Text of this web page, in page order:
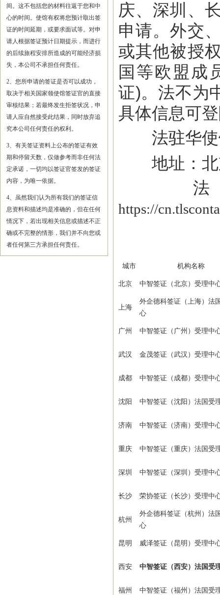
间。这不包括您的材料往返于您和中
心的时间。使馆有权将您预计取出签
证的时间延期，或要求面试等。对申
请人根据签证预计日期提示，而进行
的后续旅程安排所造成的可能经济损
失，本公司不承担任何责任。
2、您所申请的签证是否可以成功，
取决于相关国家领使馆签证官的直接
审核结果；若最终发生拒签状况，申
请人应自然接受此结果，同时放弃追
究本公司任何责任的权利。
3、有关签证资料上公布的签证有效
期和停留天数，仅做参考而非任何法
定承诺，一切均以签证官签发的签证
内容，为唯一依据。
4、虽然我们认为所有我们的签证信
息资料和描述均是准确的，但在任何
情况下，若出现相关信息或描述不正
确或不完整的情形，我们并不向您或
者任何第三方承担任何责任。
庆、深圳、
申请。外交
或其他被授
国等欧盟成
证)。法不为
具体信息可
法驻华使
地址：北
法
https://
城市 机构名称
北京 中智签证（北京）受理中
上海
外企德科签证（上海）法
心
广州 中智签证（广州）受理中
武汉 金茂签证（武汉）受理中
成都 中智签证（成都）受理中
沈阳 中智签证（沈阳）法国受
济南 中智签证（济南）受理中
重庆 中智签证（重庆）法国受
深圳 中智签证（深圳）受理中
长沙 荣协签证（长沙）受理中
杭州
外企德科签证（杭州）法
心
昆明 威泽签证（昆明）受理中
西安 中智签证（西安）法国受
福州 中智签证（福州）法国受